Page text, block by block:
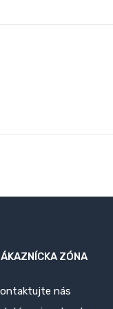
ZÓNA
nás